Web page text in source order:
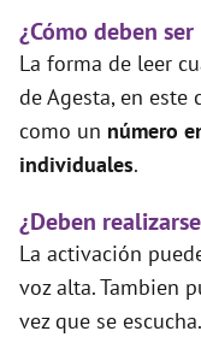
¿Cómo deben
La forma de leer
de Agesta, en este
como un número
individuales.
¿Deben
La activación
voz alta. Tambien
vez que se